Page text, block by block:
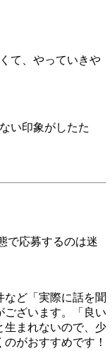
て、やっていきや
い印象がしたた
で応募するのは迷
ど「実際に話を聞
ございます。「良い
生まれないので、少
がおすすめです！